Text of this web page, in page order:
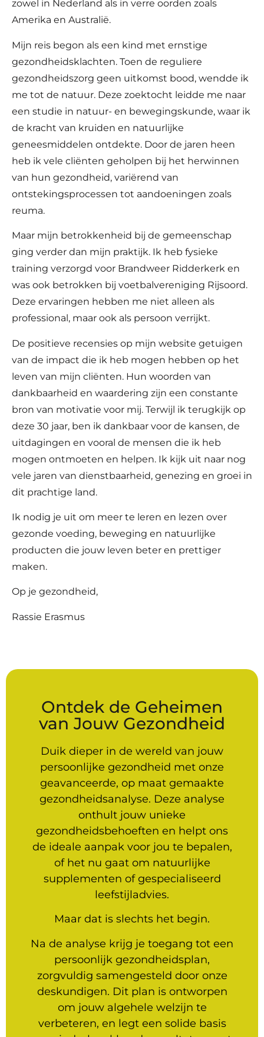
zowel in Nederland als in verre oorden zoals
Amerika en Australië.
Mijn reis begon als een kind met ernstige
gezondheidsklachten. Toen de reguliere
gezondheidszorg geen uitkomst bood, wendde ik
me tot de natuur. Deze zoektocht leidde me naar
een studie in natuur- en bewegingskunde, waar ik
de kracht van kruiden en natuurlijke
geneesmiddelen ontdekte. Door de jaren heen
heb ik vele cliënten geholpen bij het herwinnen
van hun gezondheid, variërend van
ontstekingsprocessen tot aandoeningen zoals
reuma.
Maar mijn betrokkenheid bij de gemeenschap
ging verder dan mijn praktijk. Ik heb fysieke
training verzorgd voor Brandweer Ridderkerk en
was ook betrokken bij voetbalvereniging Rijsoord.
Deze ervaringen hebben me niet alleen als
professional, maar ook als persoon verrijkt.
De positieve recensies op mijn website getuigen
van de impact die ik heb mogen hebben op het
leven van mijn cliënten. Hun woorden van
dankbaarheid en waardering zijn een constante
bron van motivatie voor mij. Terwijl ik terugkijk op
deze 30 jaar, ben ik dankbaar voor de kansen, de
uitdagingen en vooral de mensen die ik heb
mogen ontmoeten en helpen. Ik kijk uit naar nog
vele jaren van dienstbaarheid, genezing en groei in
dit prachtige land.
Ik nodig je uit om meer te leren en lezen over
gezonde voeding, beweging en natuurlijke
producten die jouw leven beter en prettiger
maken.
Op je gezondheid,
Rassie Erasmus
Ontdek de Geheimen
van Jouw Gezondheid
Duik dieper in de wereld van jouw
persoonlijke gezondheid met onze
geavanceerde, op maat gemaakte
gezondheidsanalyse. Deze analyse
onthult jouw unieke
gezondheidsbehoeften en helpt ons
de ideale aanpak voor jou te bepalen,
of het nu gaat om natuurlijke
supplementen of gespecialiseerd
leefstijladvies.
Maar dat is slechts het begin.
Na de analyse krijg je toegang tot een
persoonlijk gezondheidsplan,
zorgvuldig samengesteld door onze
deskundigen. Dit plan is ontworpen
om jouw algehele welzijn te
verbeteren, en legt een solide basis